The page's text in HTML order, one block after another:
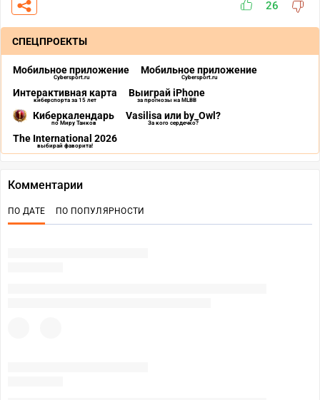
26
СПЕЦПРОЕКТЫ
Мобильное приложение
Cybersport.ru
Мобильное приложение
Cybersport.ru
Интерактивная карта
киберспорта за 15 лет
Выиграй iPhone
за прогнозы на MLBB
Киберкалендарь
по Миру Танков
Vasilisa или by_Owl?
За кого сердечко?
The International 2026
выбирай фаворита!
Комментарии
ПО ДАТЕ ПО ПОПУЛЯРНОСТИ